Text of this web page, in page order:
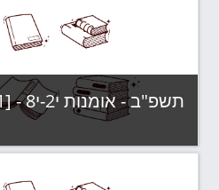
תשפ"ב - קבוצות לימוד
תשפ"ב - אומנות י2-י8 - [6971]
תשפ"ב - קבוצות לימוד